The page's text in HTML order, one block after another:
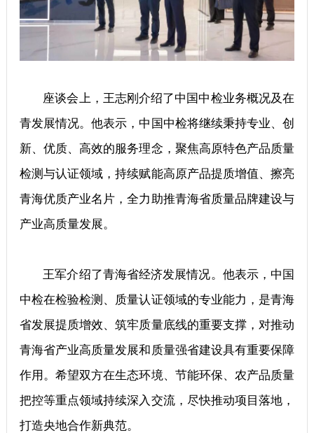
座谈会上，王志刚介绍了中国中检业务概况及在
青发展情况。他表示，中国中检将继续秉持专业、创
新、优质、高效的服务理念，聚焦高原特色产品质量
检测与认证领域，持续赋能高原产品提质增值、擦亮
青海优质产业名片，全力助推青海省质量品牌建设与
产业高质量发展。
王军介绍了青海省经济发展情况。他表示，中国
中检在检验检测、质量认证领域的专业能力，是青海
省发展提质增效、筑牢质量底线的重要支撑，对推动
青海省产业高质量发展和质量强省建设具有重要保障
作用。希望双方在生态环境、节能环保、农产品质量
把控等重点领域持续深入交流，尽快推动项目落地，
打造央地合作新典范。